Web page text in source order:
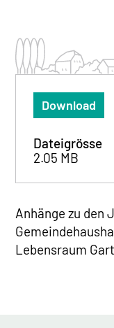
Download
Dateigrösse
2.05 MB
Anhänge zu den
Lebensraum